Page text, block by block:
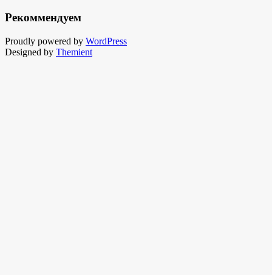
Рекоммендуем
Proudly powered by WordPress
Designed by Themient